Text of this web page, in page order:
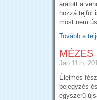
aratott a
hozzá tejföl
most nem
Tovább a
MÉZES
Jan 11th,
Élelmes
bejegyzés
egyszerű